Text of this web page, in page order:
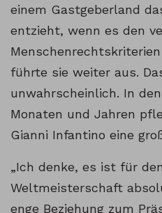
einem Gastgeberland
entzieht, wenn es den
führte sie weiter aus.
unwahrscheinlich. In
Monaten und Jahren
Gianni Infantino eine
„Ich denke, es ist für
Weltmeisterschaft
enge Beziehung zum